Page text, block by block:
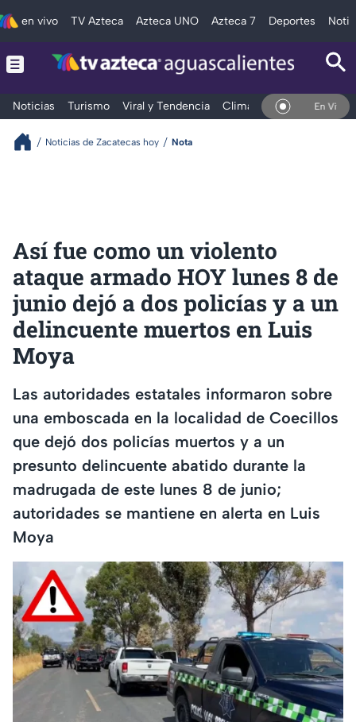
en vivo TV Azteca Azteca UNO Azteca 7 Deportes
Noticias Turismo Viral y Tendencia Clima Deportes En Vivo
Noticias de Zacatecas hoy Nota
Así fue como un violento
ataque armado HOY lunes 8 de
junio dejó a dos policías y a un
delincuente muertos en Luis
Moya
Las autoridades estatales informaron sobre
una emboscada en la localidad de Coecillos
que dejó dos policías muertos y a un
presunto delincuente abatido durante la
madrugada de este lunes 8 de junio;
autoridades se mantiene en alerta en Luis
Moya